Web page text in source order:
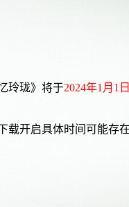
玲珑》将于2024年1月1日
开启具体时间可能存在